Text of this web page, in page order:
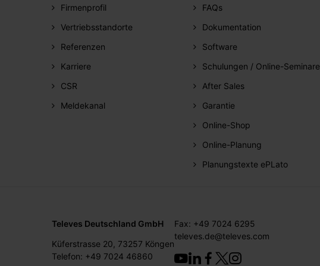
Firmenprofil
Vertriebsstandorte
Referenzen
Karriere
CSR
Meldekanal
FAQs
Dokumentation
Software
Schulungen / Online-Seminare
After Sales
Garantie
Online-Shop
Online-Planung
Planungstexte ePLato
Televes Deutschland GmbH
Küferstrasse 20, 73257 Köngen
Telefon: +49 7024 46860
Fax: +49 7024 6295
televes.de@televes.com